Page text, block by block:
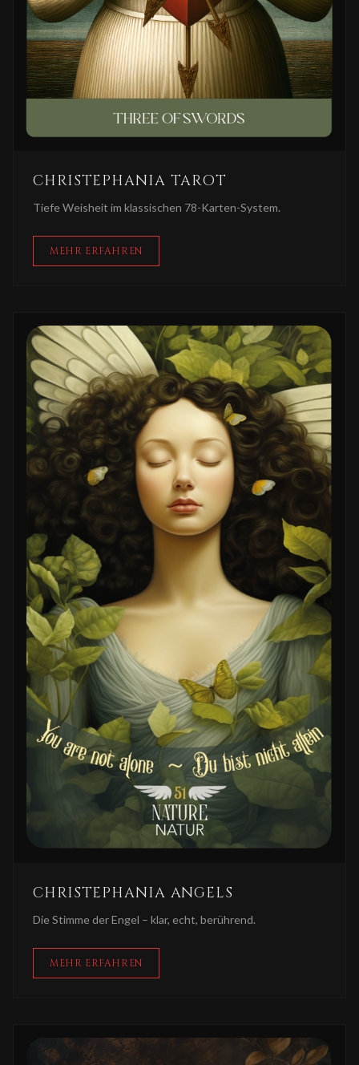
CHRISTEPHANIA TAROT
Tiefe Weisheit im klassischen 78-Karten-System.
MEHR ERFAHREN
CHRISTEPHANIA ANGELS
Die Stimme der Engel – klar, echt, berührend.
MEHR ERFAHREN